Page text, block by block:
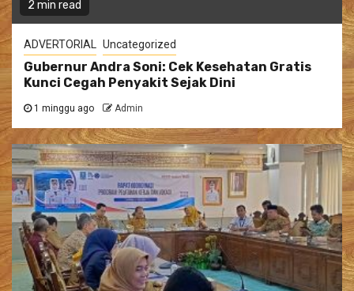
2 min read
ADVERTORIAL Uncategorized
Gubernur Andra Soni: Cek Kesehatan Gratis
Kunci Cegah Penyakit Sejak Dini
1 minggu ago Admin